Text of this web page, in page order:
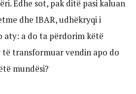
Edhe sot, pak ditë pasi kaluan
dhe IBAR, udhëkryqi i
aty: a do ta përdorim këtë
transformuar vendin apo do
mundësi?